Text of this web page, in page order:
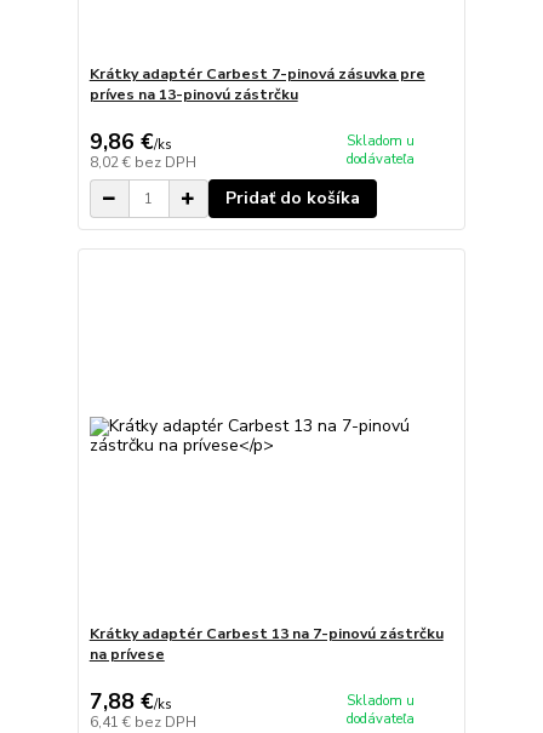
Krátky adaptér Carbest 7-pinová zásuvka pre
príves na 13-pinovú zástrčku
9,86 €/ks
8,02 € bez DPH
Skladom u
dodávateľa
Pridať do košíka
Krátky adaptér Carbest 13 na 7-pinovú zástrčku
na prívese
7,88 €/ks
6,41 € bez DPH
Skladom u
dodávateľa